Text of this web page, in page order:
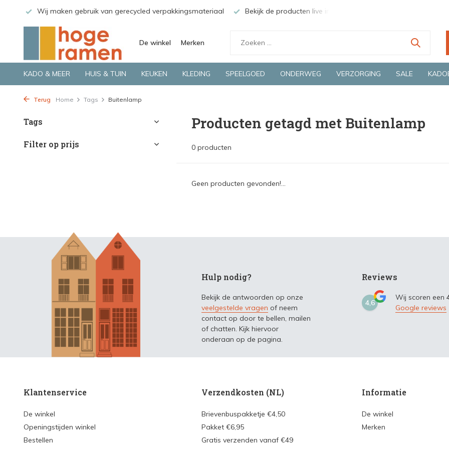
Wij maken gebruik van gerecycled verpakkingsmateriaal Bekijk de producten live in onze winkel in Deventer
De winkel Merken
KADO & MEER HUIS & TUIN KEUKEN KLEDING SPEELGOED ONDERWEG VERZORGING SALE
Terug Home Tags Buitenlamp
Tags
Filter op prijs
Producten getagd met Buitenlamp
0 producten
Geen producten gevonden!...
Hulp nodig?
Bekijk de antwoorden op onze
veelgestelde vragen of neem
contact op door te bellen, mailen
of chatten. Kijk hiervoor
onderaan op de pagina.
Reviews
4,6
Wij scoren een
Google reviews
Klantenservice
De winkel
Openingstijden winkel
Bestellen
Verzendkosten (NL)
Brievenbuspakketje €4,50
Pakket €6,95
Gratis verzenden vanaf €49
Informatie
De winkel
Merken